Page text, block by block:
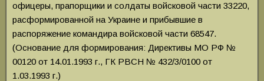
офицеры, прапорщики и солдаты войсковой части 33220,
расформированной на Украине и прибывшие в
распоряжение командира войсковой части 68547.
(Основание для формирования: Директивы МО РФ №
00120 от 14.01.1993 г., ГК РВСН № 432/3/0100 от
1.03.1993 г.)